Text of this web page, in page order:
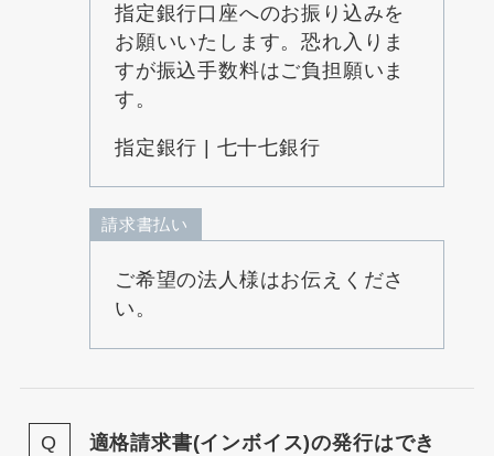
指定銀行口座へのお振り込みを
お願いいたします。恐れ入りま
すが振込手数料はご負担願いま
す。
指定銀行 | 七十七銀行
請求書払い
ご希望の法人様はお伝えくださ
い。
適格請求書(インボイス)の発行はでき